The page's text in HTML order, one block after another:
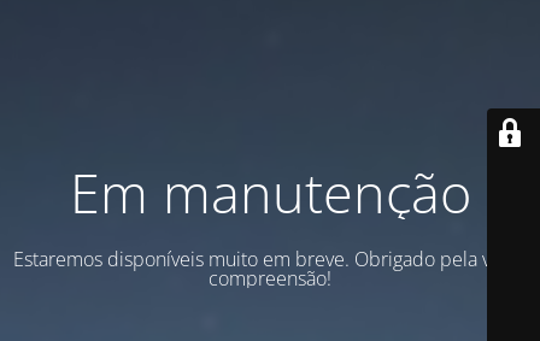
Em manutenção
Estaremos disponíveis muito em breve. Obrigado pela vossa
compreensão!